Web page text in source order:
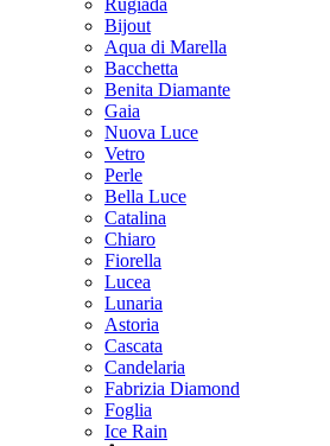
Rugiada
Bijout
Aqua di Marella
Bacchetta
Benita Diamante
Gaia
Nuova Luce
Vetro
Perle
Bella Luce
Сatalina
Chiaro
Fiorella
Lucea
Lunaria
Astoria
Cascata
Candelaria
Fabrizia Diamond
Foglia
Ice Rain